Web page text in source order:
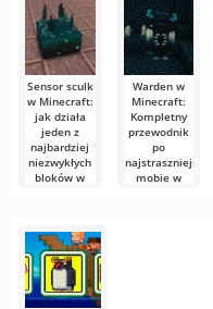
Sensor sculk
w Minecraft:
jak działa
jeden z
najbardziej
niezwykłych
bloków w
Sensor, — to
jeden z
Warden w
Minecraft:
Kompletny
przewodnik
po
najstraszniejszym
mobie w